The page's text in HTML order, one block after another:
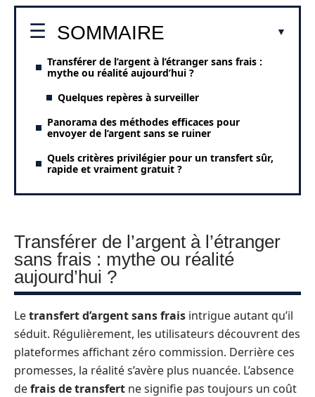
SOMMAIRE
Transférer de l’argent à l’étranger sans frais :
mythe ou réalité aujourd’hui ?
Quelques repères à surveiller
Panorama des méthodes efficaces pour
envoyer de l’argent sans se ruiner
Quels critères privilégier pour un transfert sûr,
rapide et vraiment gratuit ?
Transférer de l’argent à l’étranger
sans frais : mythe ou réalité
aujourd’hui ?
Letransfert d’argent sans frais intrigue autant qu’il
séduit. Régulièrement, les utilisateurs découvrent des
plateformes affichant zéro commission. Derrière ces
promesses, la réalité s’avère plus nuancée. L’absence
defrais de transfert ne signifie pas toujours un coût